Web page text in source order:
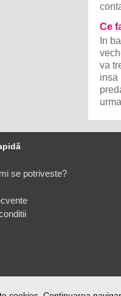
Ce
In
va
insa
se potriveste?